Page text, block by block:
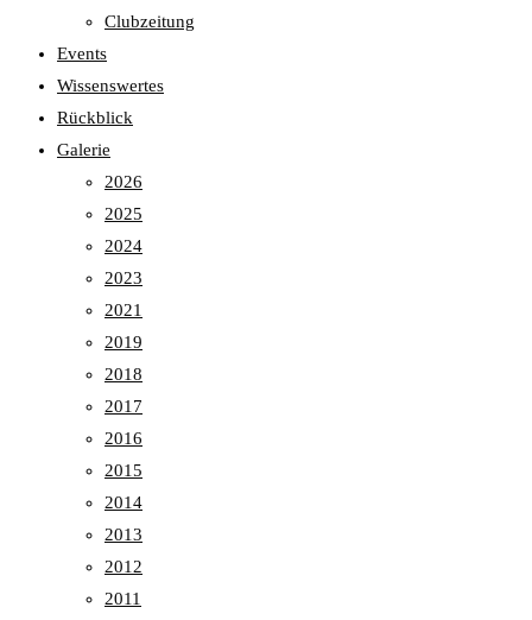
Clubzeitung
Events
Wissenswertes
Rückblick
Galerie
2026
2025
2024
2023
2021
2019
2018
2017
2016
2015
2014
2013
2012
2011